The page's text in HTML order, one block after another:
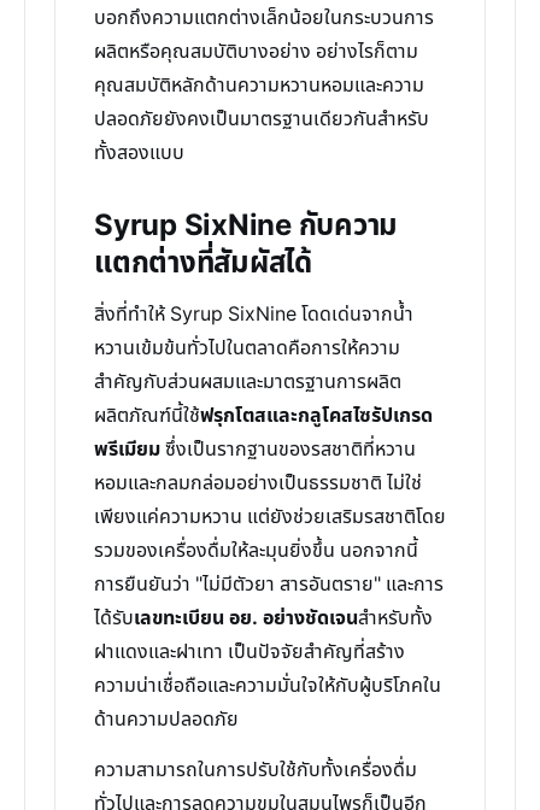
บอกถึงความแตกต่างเล็กน้อยในกระบวนการ
ผลิตหรือคุณสมบัติบางอย่าง อย่างไรก็ตาม
คุณสมบัติหลักด้านความหวานหอมและความ
ปลอดภัยยังคงเป็นมาตรฐานเดียวกันสำหรับ
ทั้งสองแบบ
Syrup SixNine กับความ
แตกต่างที่สัมผัสได้
สิ่งที่ทำให้ Syrup SixNine โดดเด่นจากน้ำ
หวานเข้มข้นทั่วไปในตลาดคือการให้ความ
สำคัญกับส่วนผสมและมาตรฐานการผลิต
ผลิตภัณฑ์นี้ใช้ฟรุกโตสและกลูโคสไซรัปเกรด
พรีเมียมซึ่งเป็นรากฐานของรสชาติที่หวาน
หอมและกลมกล่อมอย่างเป็นธรรมชาติ ไม่ใช่
เพียงแค่ความหวาน แต่ยังช่วยเสริมรสชาติโดย
รวมของเครื่องดื่มให้ละมุนยิ่งขึ้น นอกจากนี้
การยืนยันว่า "ไม่มีตัวยา สารอันตราย" และการ
ได้รับเลขทะเบียน อย. อย่างชัดเจนสำหรับทั้ง
ฝาแดงและฝาเทา เป็นปัจจัยสำคัญที่สร้าง
ความน่าเชื่อถือและความมั่นใจให้กับผู้บริโภคใน
ด้านความปลอดภัย
ความสามารถในการปรับใช้กับทั้งเครื่องดื่ม
ทั่วไปและการลดความขมในสมุนไพรก็เป็นอีก